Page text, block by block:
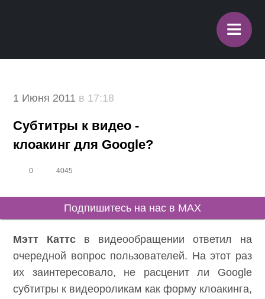
≡
1 Июня 2011 в 17:18
Субтитры к видео -
клоакинг для Google?
0 4045
Подпишитесь на нас в MAX
Мэтт Каттс в видеообращении ответил на
очередной вопрос пользователей. На этот раз
их заинтересовало, не расценит ли Google
субтитры к видеороликам как форму клоакинга,